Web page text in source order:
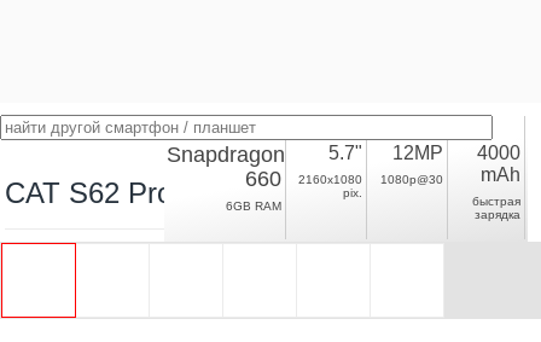
CAT S62 Pro
Snapdragon
660
6GB RAM
5.7"
2160x1080
pix.
12MP
1080p@30
4000
mAh
быстрая
зарядка